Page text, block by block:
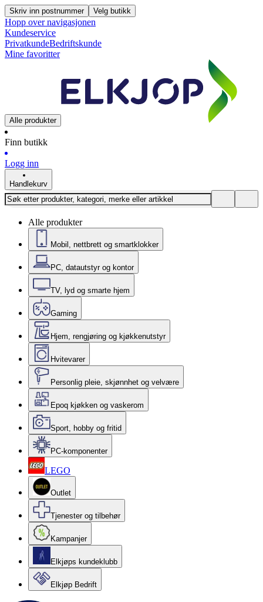
Skriv inn postnummer Velg butikk
Hopp over navigasjonen
Kundeservice
PrivatkundeBedriftskunde
Mine favoritter
Alle produkter
Finn butikk
Logg inn
Handlekurv
Alle produkter
Mobil, nettbrett og smartklokker
PC, datautstyr og kontor
TV, lyd og smarte hjem
Gaming
Hjem, rengjøring og kjøkkenutstyr
Hvitevarer
Personlig pleie, skjønnhet og velvære
Epoq kjøkken og vaskerom
Sport, hobby og fritid
PC-komponenter
LEGO
Outlet
Tjenester og tilbehør
Kampanjer
Elkjøps kundeklubb
Elkjøp Bedrift